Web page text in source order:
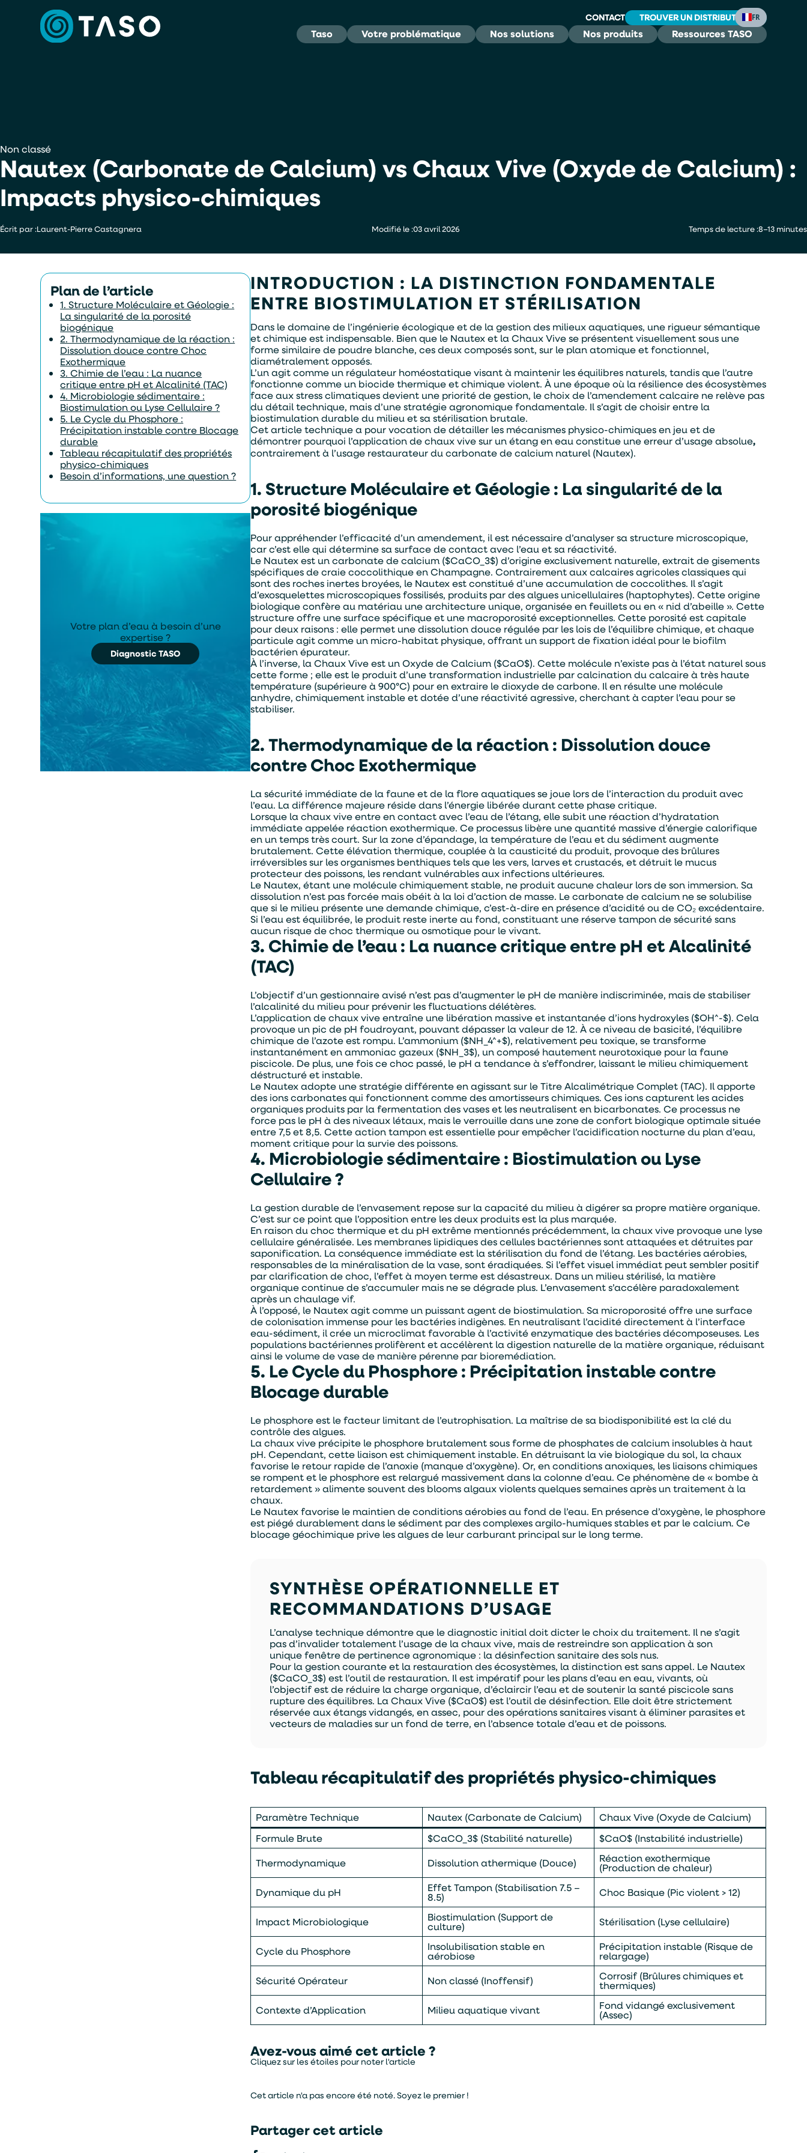
CONTACT TROUVER UN DISTRIBUTEUR
Taso Votre problématique Nos solutions Nos produits Ressources TASO
FR
Je souhaite être contacter par :
Téléphone Mail
En soumettant ce formulaire, j'accepte que les informations saisies
soient exploitées par TASO dans le cadre de ma demande de devis.
ENVOYER
Alternative:
Non classé
Nautex (Carbonate de Calcium) vs Chaux Vive (Oxyde de Calcium) :
Impacts physico-chimiques
Écrit par :Laurent-Pierre Castagnera Modifié le :03 avril 2026 Temps de lecture :8–13 minutes
Plan de l’article
1. Structure Moléculaire et Géologie :
La singularité de la porosité
biogénique
2. Thermodynamique de la réaction :
Dissolution douce contre Choc
Exothermique
3. Chimie de l’eau : La nuance
critique entre pH et Alcalinité (TAC)
4. Microbiologie sédimentaire :
Biostimulation ou Lyse Cellulaire ?
5. Le Cycle du Phosphore :
Précipitation instable contre Blocage
durable
Tableau récapitulatif des propriétés
physico-chimiques
Besoin d’informations, une question ?
Votre plan d’eau à besoin d’une
expertise ?
Diagnostic TASO
INTRODUCTION : LA DISTINCTION FONDAMENTALE
ENTRE BIOSTIMULATION ET STÉRILISATION
Dans le domaine de l’ingénierie écologique et de la gestion des milieux aquatiques, une rigueur sémantique
et chimique est indispensable. Bien que le Nautex et la Chaux Vive se présentent visuellement sous une
forme similaire de poudre blanche, ces deux composés sont, sur le plan atomique et fonctionnel,
diamétralement opposés.
L’un agit comme un régulateur homéostatique visant à maintenir les équilibres naturels, tandis que l’autre
fonctionne comme un biocide thermique et chimique violent. À une époque où la résilience des écosystèmes
face aux stress climatiques devient une priorité de gestion, le choix de l’amendement calcaire ne relève pas
du détail technique, mais d’une stratégie agronomique fondamentale. Il s’agit de choisir entre la
biostimulation durable du milieu et sa stérilisation brutale.
Cet article technique a pour vocation de détailler les mécanismes physico-chimiques en jeu et de
démontrer pourquoi l’application de chaux vive sur un étang en eau constitue une erreur d’usage absolue,
contrairement à l’usage restaurateur du carbonate de calcium naturel (Nautex).
1. Structure Moléculaire et Géologie : La singularité de la
porosité biogénique
Pour appréhender l’efficacité d’un amendement, il est nécessaire d’analyser sa structure microscopique,
car c’est elle qui détermine sa surface de contact avec l’eau et sa réactivité.
Le Nautex est un carbonate de calcium ($CaCO_3$) d’origine exclusivement naturelle, extrait de gisements
spécifiques de craie coccolithique en Champagne. Contrairement aux calcaires agricoles classiques qui
sont des roches inertes broyées, le Nautex est constitué d’une accumulation de coccolithes. Il s’agit
d’exosquelettes microscopiques fossilisés, produits par des algues unicellulaires (haptophytes). Cette origine
biologique confère au matériau une architecture unique, organisée en feuillets ou en « nid d’abeille ». Cette
structure offre une surface spécifique et une macroporosité exceptionnelles. Cette porosité est capitale
pour deux raisons : elle permet une dissolution douce régulée par les lois de l’équilibre chimique, et chaque
particule agit comme un micro-habitat physique, offrant un support de fixation idéal pour le biofilm
bactérien épurateur.
À l’inverse, la Chaux Vive est un Oxyde de Calcium ($CaO$). Cette molécule n’existe pas à l’état naturel sous
cette forme ; elle est le produit d’une transformation industrielle par calcination du calcaire à très haute
température (supérieure à 900°C) pour en extraire le dioxyde de carbone. Il en résulte une molécule
anhydre, chimiquement instable et dotée d’une réactivité agressive, cherchant à capter l’eau pour se
stabiliser.
2. Thermodynamique de la réaction : Dissolution douce
contre Choc Exothermique
La sécurité immédiate de la faune et de la flore aquatiques se joue lors de l’interaction du produit avec
l’eau. La différence majeure réside dans l’énergie libérée durant cette phase critique.
Lorsque la chaux vive entre en contact avec l’eau de l’étang, elle subit une réaction d’hydratation
immédiate appelée réaction exothermique. Ce processus libère une quantité massive d’énergie calorifique
en un temps très court. Sur la zone d’épandage, la température de l’eau et du sédiment augmente
brutalement. Cette élévation thermique, couplée à la causticité du produit, provoque des brûlures
irréversibles sur les organismes benthiques tels que les vers, larves et crustacés, et détruit le mucus
protecteur des poissons, les rendant vulnérables aux infections ultérieures.
Le Nautex, étant une molécule chimiquement stable, ne produit aucune chaleur lors de son immersion. Sa
dissolution n’est pas forcée mais obéit à la loi d’action de masse. Le carbonate de calcium ne se solubilise
que si le milieu présente une demande chimique, c’est-à-dire en présence d’acidité ou de CO₂ excédentaire.
Si l’eau est équilibrée, le produit reste inerte au fond, constituant une réserve tampon de sécurité sans
aucun risque de choc thermique ou osmotique pour le vivant.
3. Chimie de l’eau : La nuance critique entre pH et Alcalinité
(TAC)
L’objectif d’un gestionnaire avisé n’est pas d’augmenter le pH de manière indiscriminée, mais de stabiliser
l’alcalinité du milieu pour prévenir les fluctuations délétères.
L’application de chaux vive entraîne une libération massive et instantanée d’ions hydroxyles ($OH^-$). Cela
provoque un pic de pH foudroyant, pouvant dépasser la valeur de 12. À ce niveau de basicité, l’équilibre
chimique de l’azote est rompu. L’ammonium ($NH_4^+$), relativement peu toxique, se transforme
instantanément en ammoniac gazeux ($NH_3$), un composé hautement neurotoxique pour la faune
piscicole. De plus, une fois ce choc passé, le pH a tendance à s’effondrer, laissant le milieu chimiquement
déstructuré et instable.
Le Nautex adopte une stratégie différente en agissant sur le Titre Alcalimétrique Complet (TAC). Il apporte
des ions carbonates qui fonctionnent comme des amortisseurs chimiques. Ces ions capturent les acides
organiques produits par la fermentation des vases et les neutralisent en bicarbonates. Ce processus ne
force pas le pH à des niveaux létaux, mais le verrouille dans une zone de confort biologique optimale située
entre 7,5 et 8,5. Cette action tampon est essentielle pour empêcher l’acidification nocturne du plan d’eau,
moment critique pour la survie des poissons.
4. Microbiologie sédimentaire : Biostimulation ou Lyse
Cellulaire ?
La gestion durable de l’envasement repose sur la capacité du milieu à digérer sa propre matière organique.
C’est sur ce point que l’opposition entre les deux produits est la plus marquée.
En raison du choc thermique et du pH extrême mentionnés précédemment, la chaux vive provoque une lyse
cellulaire généralisée. Les membranes lipidiques des cellules bactériennes sont attaquées et détruites par
saponification. La conséquence immédiate est la stérilisation du fond de l’étang. Les bactéries aérobies,
responsables de la minéralisation de la vase, sont éradiquées. Si l’effet visuel immédiat peut sembler positif
par clarification de choc, l’effet à moyen terme est désastreux. Dans un milieu stérilisé, la matière
organique continue de s’accumuler mais ne se dégrade plus. L’envasement s’accélère paradoxalement
après un chaulage vif.
À l’opposé, le Nautex agit comme un puissant agent de biostimulation. Sa microporosité offre une surface
de colonisation immense pour les bactéries indigènes. En neutralisant l’acidité directement à l’interface
eau-sédiment, il crée un microclimat favorable à l’activité enzymatique des bactéries décomposeuses. Les
populations bactériennes prolifèrent et accélèrent la digestion naturelle de la matière organique, réduisant
ainsi le volume de vase de manière pérenne par bioremédiation.
5. Le Cycle du Phosphore : Précipitation instable contre
Blocage durable
Le phosphore est le facteur limitant de l’eutrophisation. La maîtrise de sa biodisponibilité est la clé du
contrôle des algues.
La chaux vive précipite le phosphore brutalement sous forme de phosphates de calcium insolubles à haut
pH. Cependant, cette liaison est chimiquement instable. En détruisant la vie biologique du sol, la chaux
favorise le retour rapide de l’anoxie (manque d’oxygène). Or, en conditions anoxiques, les liaisons chimiques
se rompent et le phosphore est relargué massivement dans la colonne d’eau. Ce phénomène de « bombe à
retardement » alimente souvent des blooms algaux violents quelques semaines après un traitement à la
chaux.
Le Nautex favorise le maintien de conditions aérobies au fond de l’eau. En présence d’oxygène, le phosphore
est piégé durablement dans le sédiment par des complexes argilo-humiques stables et par le calcium. Ce
blocage géochimique prive les algues de leur carburant principal sur le long terme.
SYNTHÈSE OPÉRATIONNELLE ET
RECOMMANDATIONS D’USAGE
L’analyse technique démontre que le diagnostic initial doit dicter le choix du traitement. Il ne s’agit
pas d’invalider totalement l’usage de la chaux vive, mais de restreindre son application à son
unique fenêtre de pertinence agronomique : la désinfection sanitaire des sols nus.
Pour la gestion courante et la restauration des écosystèmes, la distinction est sans appel. Le Nautex
($CaCO_3$) est l’outil de restauration. Il est impératif pour les plans d’eau en eau, vivants, où
l’objectif est de réduire la charge organique, d’éclaircir l’eau et de soutenir la santé piscicole sans
rupture des équilibres. La Chaux Vive ($CaO$) est l’outil de désinfection. Elle doit être strictement
réservée aux étangs vidangés, en assec, pour des opérations sanitaires visant à éliminer parasites et
vecteurs de maladies sur un fond de terre, en l’absence totale d’eau et de poissons.
Tableau récapitulatif des propriétés physico-chimiques
Paramètre Technique Nautex (Carbonate de Calcium)
Chaux Vive (Oxyde de Calcium)
Formule Brute
$CaCO_3$ (Stabilité naturelle)
$CaO$ (Instabilité industrielle)
Thermodynamique
Dissolution athermique (Douce) Réaction exothermique
(Production de chaleur)
Dynamique du pH
Effet Tampon (Stabilisation 7.5 –
8.5) Choc Basique (Pic violent > 12)
Impact Microbiologique Biostimulation (Support de
culture) Stérilisation (Lyse cellulaire)
Cycle du Phosphore Insolubilisation stable en
aérobiose
Précipitation instable (Risque de
relargage)
Sécurité Opérateur
Non classé (Inoffensif) Corrosif (Brûlures chimiques et
thermiques)
Contexte d’Application
Milieu aquatique vivant Fond vidangé exclusivement
(Assec)
Avez-vous aimé cet article ?
Cliquez sur les étoiles pour noter l'article
Cet article n'a pas encore été noté. Soyez le premier !
Partager cet article